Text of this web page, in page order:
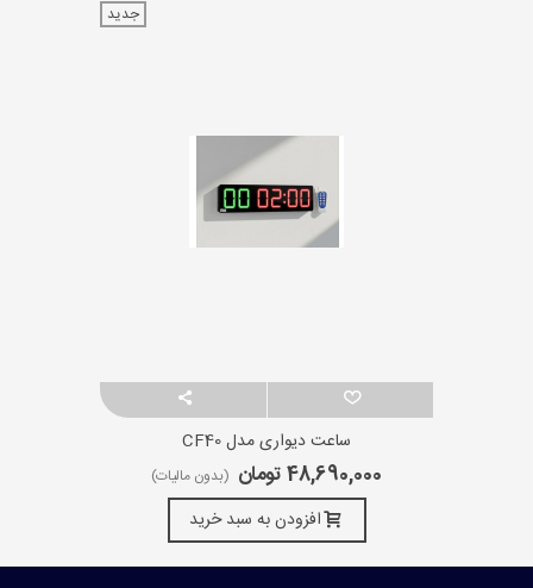
جدید
ساعت دیواری مدل CF40
48,690,000 تومان (بدون مالیات)
افزودن به سبد خرید